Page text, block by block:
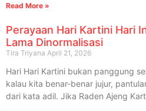
Read More »
Perayaan Hari Kartini Hari
Lama Dinormalisasi
Tira Triyana April 21, 2026
Hari Hari Kartini bukan panggung
kalau kita benar-benar jujur,
dari kata adil. Jika Raden Ajeng